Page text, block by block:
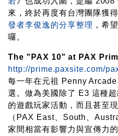
來，終於再度有台灣團隊獲
發者李俊逸的分享整理 ，希
囉。
The "PAX 10" at PAX
http://prime.paxsite.com/
每一年在元祖 Penny
選。做為美國除了 E3 這種
的遊戲玩家活動，而且甚至
（PAX East、South、
家間相當有影響力與宣傳力